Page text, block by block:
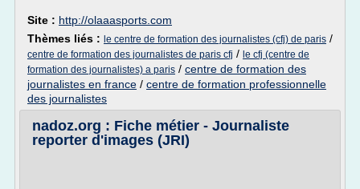
Site : http://olaaasports.com
Thèmes liés : le centre de formation des journalistes (cfj) de paris /
centre de formation des journalistes de paris cfj / le cfj (centre de
formation des journalistes) a paris / centre de formation des
journalistes en france / centre de formation professionnelle
des journalistes
nadoz.org : Fiche métier - Journaliste
reporter d'images (JRI)